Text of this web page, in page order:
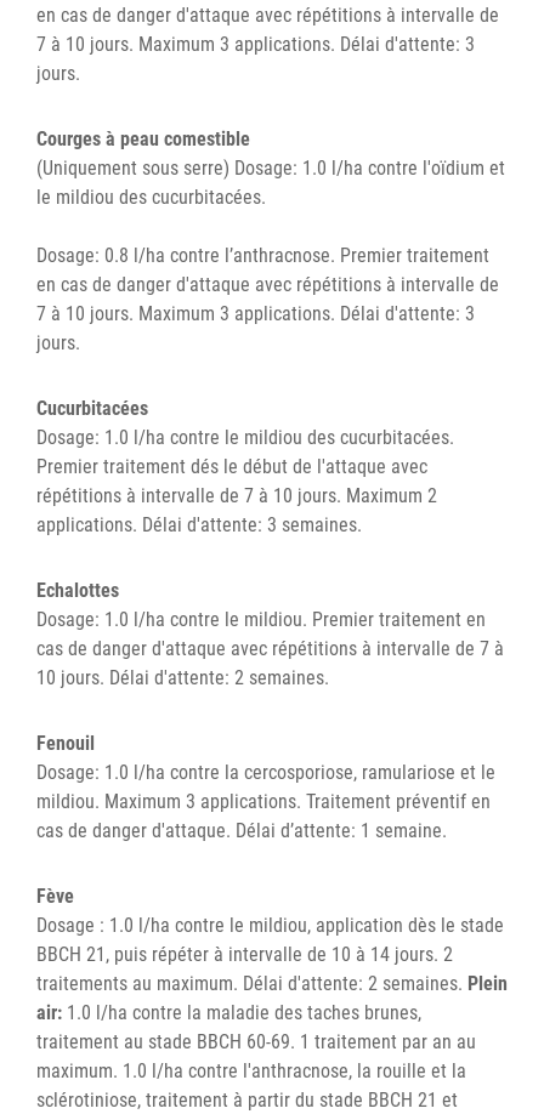
en cas de danger d'attaque avec répétitions à intervalle de
7 à 10 jours. Maximum 3 applications. Délai d'attente: 3
jours.
Courges à peau comestible
(Uniquement sous serre) Dosage: 1.0 l/ha contre l'oïdium et
le mildiou des cucurbitacées.
Dosage: 0.8 l/ha contre l’anthracnose. Premier traitement
en cas de danger d'attaque avec répétitions à intervalle de
7 à 10 jours. Maximum 3 applications. Délai d'attente: 3
jours.
Cucurbitacées
Dosage: 1.0 l/ha contre le mildiou des cucurbitacées.
Premier traitement dés le début de l'attaque avec
répétitions à intervalle de 7 à 10 jours. Maximum 2
applications. Délai d'attente: 3 semaines.
Echalottes
Dosage: 1.0 l/ha contre le mildiou. Premier traitement en
cas de danger d'attaque avec répétitions à intervalle de 7 à
10 jours. Délai d'attente: 2 semaines.
Fenouil
Dosage: 1.0 l/ha contre la cercosporiose, ramulariose et le
mildiou. Maximum 3 applications. Traitement préventif en
cas de danger d'attaque. Délai d’attente: 1 semaine.
Fève
Dosage : 1.0 l/ha contre le mildiou, application dès le stade
BBCH 21, puis répéter à intervalle de 10 à 14 jours. 2
traitements au maximum. Délai d'attente: 2 semaines. Plein
air: 1.0 l/ha contre la maladie des taches brunes,
traitement au stade BBCH 60-69. 1 traitement par an au
maximum. 1.0 l/ha contre l'anthracnose, la rouille et la
sclérotiniose, traitement à partir du stade BBCH 21 et